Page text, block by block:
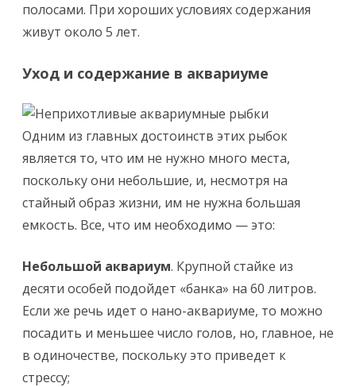
полосами. При хороших условиях содержания
живут около 5 лет.
Уход и содержание в аквариуме
Одним из главных достоинств этих рыбок
является то, что им не нужно много места,
поскольку они небольшие, и, несмотря на
стайный образ жизни, им не нужна большая
емкость. Все, что им необходимо — это:
Небольшой аквариум. Крупной стайке из
десяти особей подойдет «банка» на 60 литров.
Если же речь идет о нано-аквариуме, то можно
посадить и меньшее число голов, но, главное, не
в одиночестве, поскольку это приведет к
стрессу;